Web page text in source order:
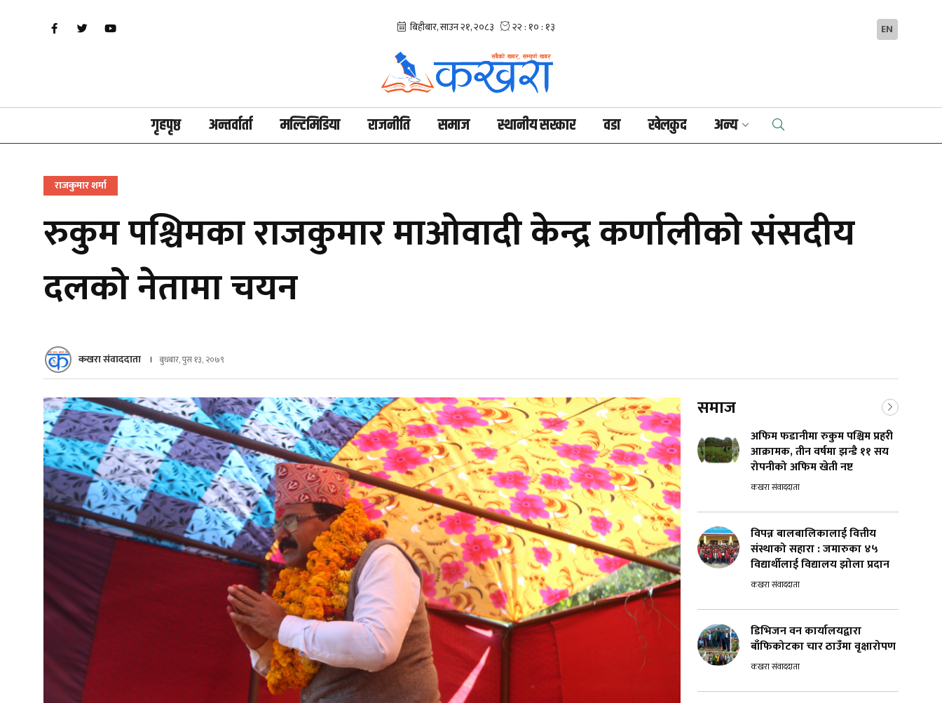
EN
गृहपृष्ठ अन्तर्वार्ता मल्टिमिडिया राजनीति समाज स्थानीय सरकार वडा खेलकुद अन्य
राजकुमार शर्मा
रुकुम पश्चिमका राजकुमार माओवादी केन्द्र कर्णालीको संसदीय
दलको नेतामा चयन
कखरा संवाददाता बुधबार, पुस १३, २०७९
समाज
अफिम फडानीमा रुकुम पश्चिम प्रहरी
आक्रामक, तीन वर्षमा झन्डै ११ सय
रोपनीको अफिम खेती नष्ट
कखरा संवाददाता
विपन्न बालबालिकालाई वित्तीय
संस्थाको सहारा : जमारुका ४५
विद्यार्थीलाई विद्यालय झोला प्रदान
कखरा संवाददाता
डिभिजन वन कार्यालयद्वारा
बाँफिकोटका चार ठाउँमा वृक्षारोपण
कखरा संवाददाता